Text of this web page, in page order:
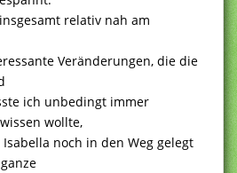
relativ nah am
Veränderungen, die die
ich unbedingt immer
wollte,
noch in den Weg gelegt